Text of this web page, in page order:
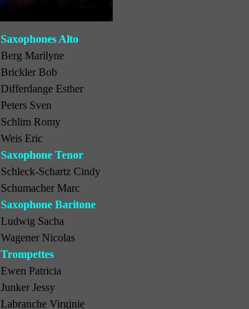
Saxophones Alto
Berg Marilyne
Brickler Bob
Differdange Esther
Peters Sven
Schlim Romy
Weis Eric
Saxophone Tenor
Schleck-Schartz Cindy
Schumacher Marc
Saxophone Baritone
Ludwig Sacha
Wagener Nicolas
Trompettes
Ewen Patricia
Junker Jessy
Labranche Virginie